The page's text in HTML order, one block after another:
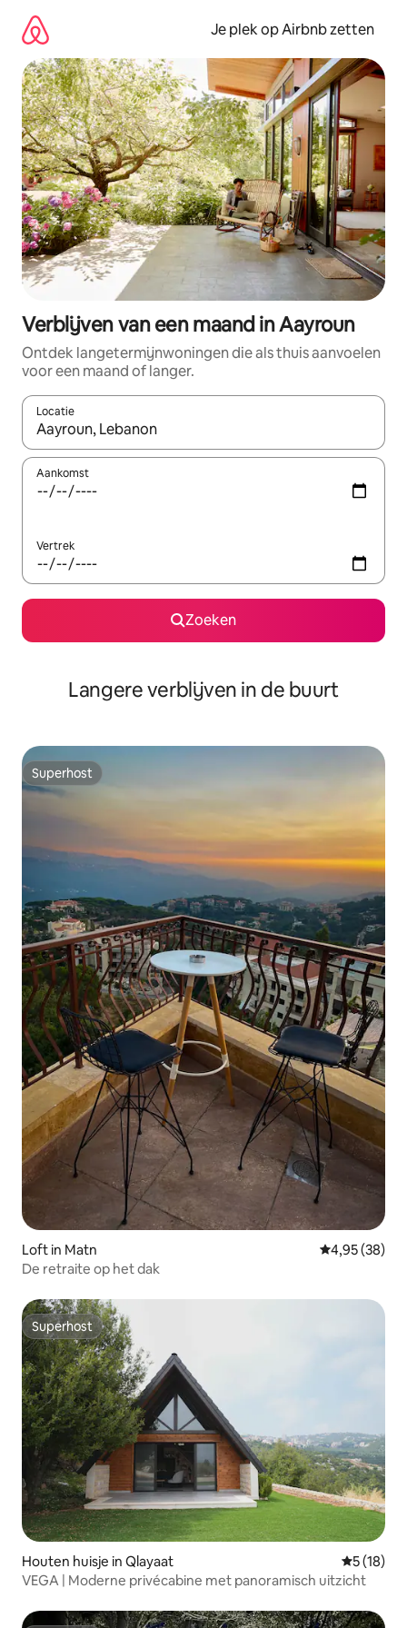
direct
naar
inhoud
Je plek op Airbnb zetten
Verblijven van een maand in Aayroun
Ontdek langetermijnwoningen die als thuis aanvoelen
voor een maand of langer.
Locatie
Wanneer er resultaten beschikbaar zijn, maak je een keuze
Aankomst
Vertrek
Zoeken
Langere verblijven in de buurt
Superhost
Superhost
Loft in Matn Gemiddelde
4,95 (38)
De retraite op het dak
Superhost
Superhost
Houten huisje in Qlayaat
5 (18)
VEGA | Moderne privécabine met panoramisch uitzicht